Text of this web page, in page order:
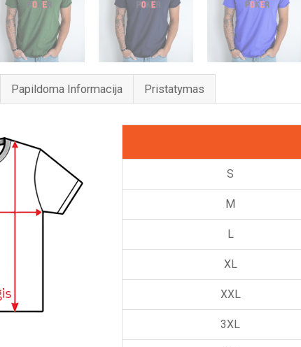
Papildoma Informacija Pristatymas
S
M
L
XL
XXL
3XL